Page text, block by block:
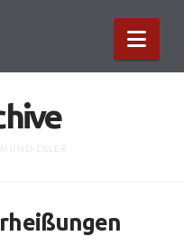
EXLER